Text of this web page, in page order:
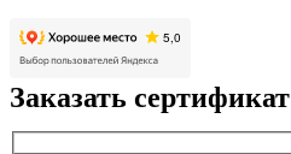
Заказать сертификат